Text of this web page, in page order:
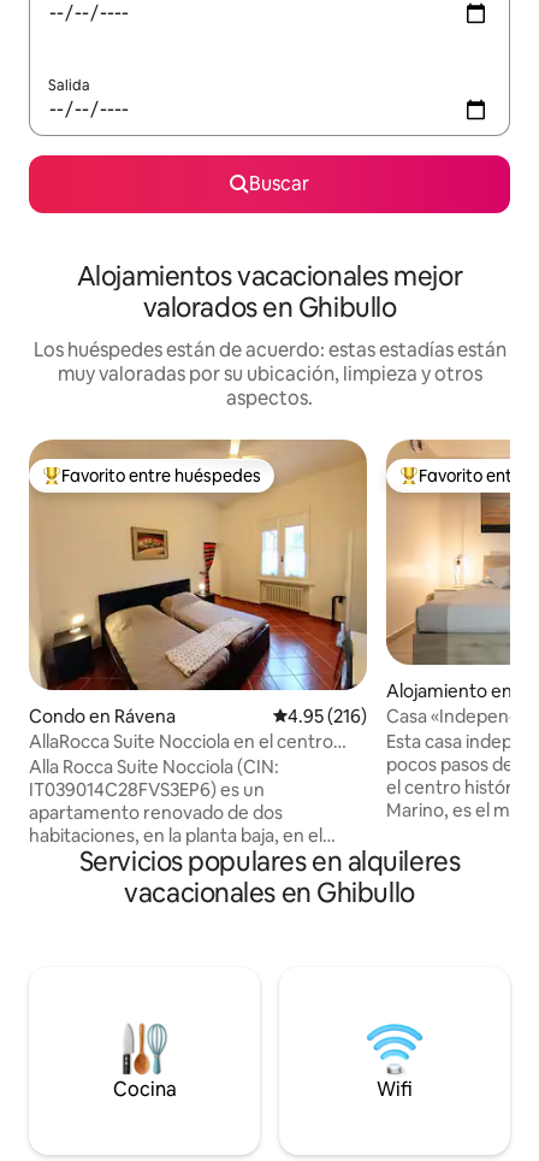
Salida
Buscar
Alojamientos vacacionales mejor
valorados en Ghibullo
Los huéspedes están de acuerdo: estas estadías están
muy valoradas por su ubicación, limpieza y otros
aspectos.
Favorito entre huéspedes preferido
Favorito entre huéspedes
Condo en Rávena Calificación promedio: 4.95 de
4.95 (216)
AllaRocca Suite Nocciola en el centro
histórico
Alla Rocca Suite Nocciola (CIN:
IT039014C28FVS3EP6) es un
apartamento renovado de dos
habitaciones, en la planta baja, en el
centro histórico de Rávena, con vistas a
la Rocca Brancaleone, a pocos minutos
de la estación y del muelle de la ciudad.
monumentales del patrimonio de la
Unesco. Consta de una cocina con sillón,
habitación doble y baño privado grande,
así como una cama para 1 niño.
Favorito entre
Favorito entre
Alojamiento en
Marino
Casa
histórico
Esta casa
pocos pasos de
el centro histórico
Marino, es el
vista
circundantes. La
atención al
la puerta
Servicios populares en alquileres
vacacionales en Ghibullo
Cocina Wifi